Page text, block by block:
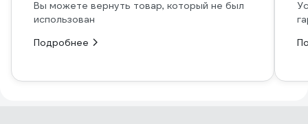
Вы можете вернуть товар, который не был
использован
Подробнее